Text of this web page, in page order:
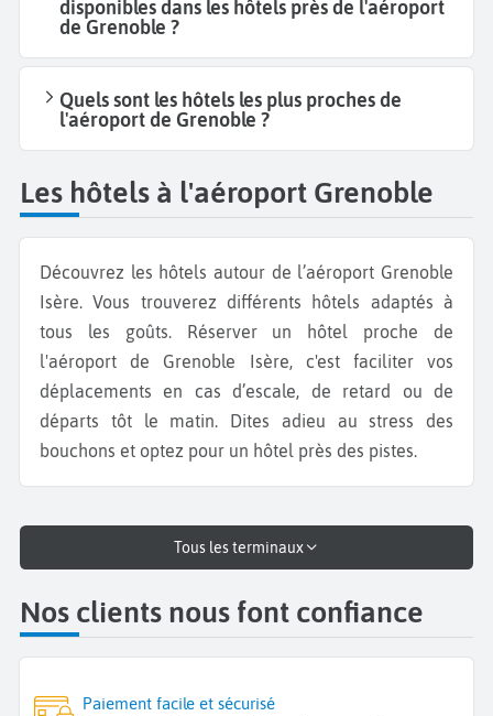
disponibles dans les hôtels près de l'aéroport
de Grenoble ?
Quels sont les hôtels les plus proches de
l'aéroport de Grenoble ?
Les hôtels à l'aéroport Grenoble
Découvrez les hôtels autour de l’aéroport Grenoble
Isère. Vous trouverez différents hôtels adaptés à
tous les goûts. Réserver un hôtel proche de
l'aéroport de Grenoble Isère, c'est faciliter vos
déplacements en cas d’escale, de retard ou de
départs tôt le matin. Dites adieu au stress des
bouchons et optez pour un hôtel près des pistes.
Tous les terminaux
Nos clients nous font confiance
Paiement facile et sécurisé